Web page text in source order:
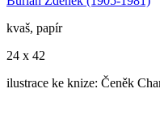
kvaš, papír
24 x 42
ilustrace ke knize: Čeněk